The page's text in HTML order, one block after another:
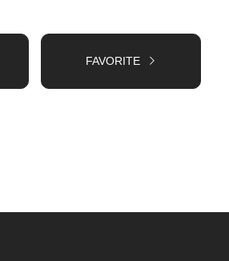
FAVORITE